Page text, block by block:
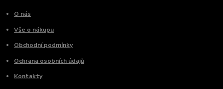
O nás
Vše o nákupu
Obchodní podmínky
Ochrana osobních údajů
Kontakty